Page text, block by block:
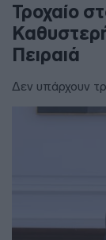
Τροχαίο
Πειραιά
Δεν υπάρχουν